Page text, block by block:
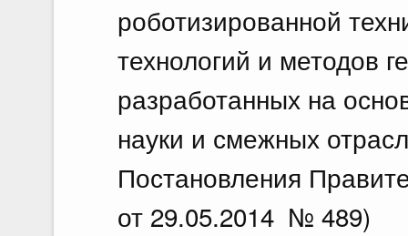
роботизированной
технологий и методов
разработанных на
науки и смежных
Постановления
от 29.05.2014 № 489)